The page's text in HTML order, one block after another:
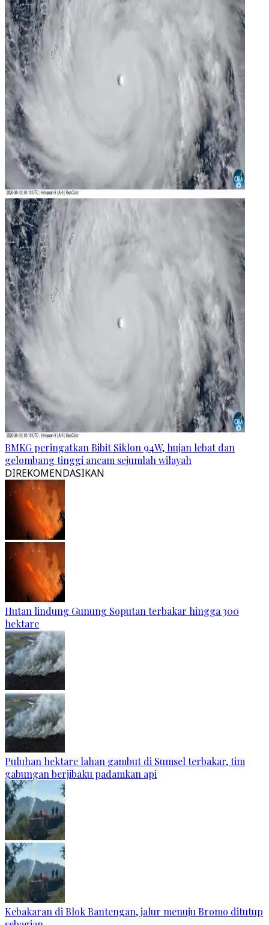
BMKG peringatkan Bibit Siklon 94W, hujan lebat dan
gelombang tinggi ancam sejumlah wilayah
DIREKOMENDASIKAN
Hutan lindung Gunung Soputan terbakar hingga 300
hektare
Puluhan hektare lahan gambut di Sumsel terbakar, tim
gabungan berjibaku padamkan api
Kebakaran di Blok Bantengan, jalur menuju Bromo ditutup